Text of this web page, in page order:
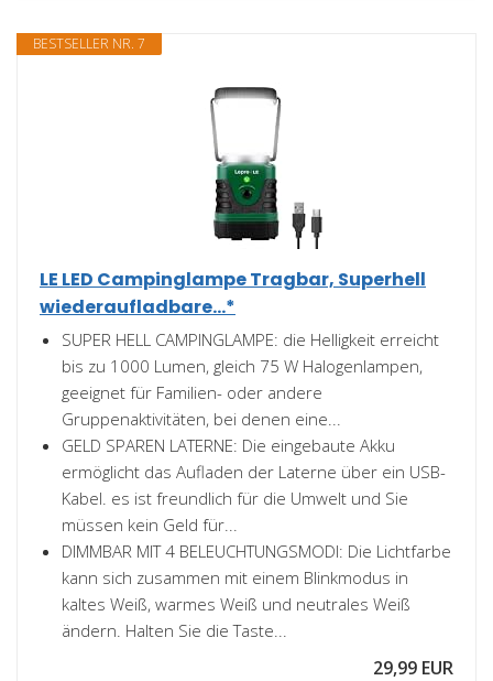
BESTSELLER NR. 7
LE LED Campinglampe Tragbar, Superhell
wiederaufladbare...*
SUPER HELL CAMPINGLAMPE: die Helligkeit erreicht
bis zu 1000 Lumen, gleich 75 W Halogenlampen,
geeignet für Familien- oder andere
Gruppenaktivitäten, bei denen eine...
GELD SPAREN LATERNE: Die eingebaute Akku
ermöglicht das Aufladen der Laterne über ein USB-
Kabel. es ist freundlich für die Umwelt und Sie
müssen kein Geld für...
DIMMBAR MIT 4 BELEUCHTUNGSMODI: Die Lichtfarbe
kann sich zusammen mit einem Blinkmodus in
kaltes Weiß, warmes Weiß und neutrales Weiß
ändern. Halten Sie die Taste...
29,99 EUR